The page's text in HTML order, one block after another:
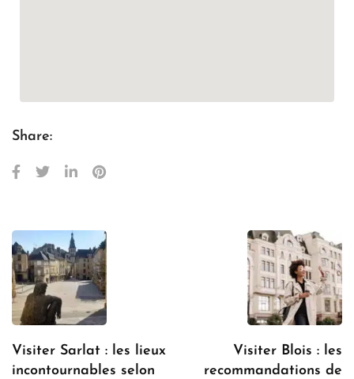
Share:
Visiter Sarlat : les lieux
incontournables selon
Visiter Blois : les
recommandations de